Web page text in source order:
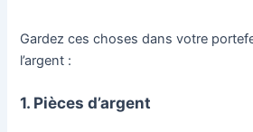
Gardez ces choses dans votre
l’argent :
1. Pièces d’argent